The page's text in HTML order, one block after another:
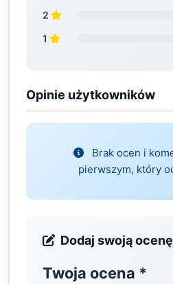
2
1
Opinie użytkowników
Brak ocen i
pierwszym, który
Dodaj swoją ocenę
Twoja ocena *